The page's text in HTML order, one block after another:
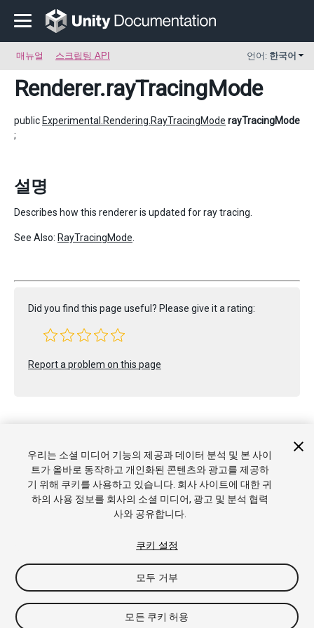
매뉴얼 스크립팅 API 언어: 한국어
Renderer.rayTracingMode
public Experimental.Rendering.RayTracingMode rayTracingMode
;
설명
Describes how this renderer is updated for ray tracing.
See Also: RayTracingMode
Did you find this page useful? Please give it a rating:
Report a problem on this page
Copyright © 2021 Unity Technologies. Publication 2021.1
튜토리얼
커뮤니티 답변 기술 자료 포럼 에셋 스토어
및 이용약관
법률정보 개인정보처리방침 쿠키
내 개인정보 판
쿠키 기본 설정
우리는 소셜 미디어 기능의 제공과 데이터 분석 및 본 사이
트가 올바로 동작하고 개인화된 콘텐츠와 광고를 제공하
기 위해 쿠키를 사용하고 있습니다. 회사 사이트에 대한 귀
하의 사용 정보를 회사의 소셜 미디어, 광고 및 분석 협력
사와 공유합니다.
쿠키 설정
모두 거부
모든 쿠키 허용